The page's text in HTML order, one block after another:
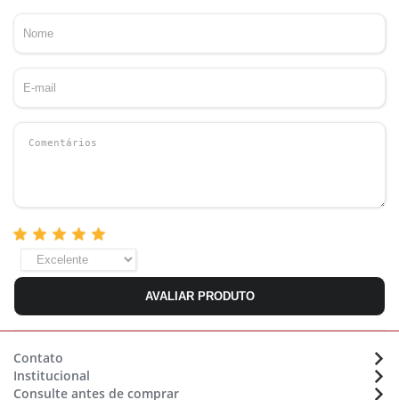
AVALIAR PRODUTO
Contato
Atendimento:(48) 36470633
Institucional
Consulte antes de comprar